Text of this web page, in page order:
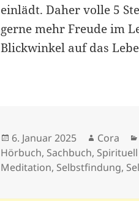
einlädt. Daher volle 5
gerne mehr Freude im
Blickwinkel auf das
Veröffentlicht
am
6. Januar 2025 Autor
Cora
Hörbuch, Sachbuch, Spirituell
Meditation, Selbstfindung,